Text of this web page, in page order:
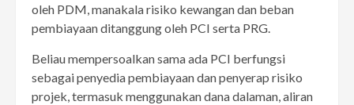
oleh PDM, manakala risiko kewangan dan beban
pembiayaan ditanggung oleh PCI serta PRG.
Beliau mempersoalkan sama ada PCI berfungsi
sebagai penyedia pembiayaan dan penyerap risiko
projek, termasuk menggunakan dana dalaman, aliran